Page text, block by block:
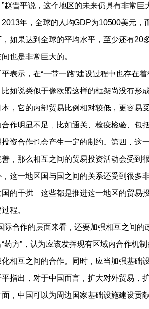
赵晋平说，这个地区的未来仍具有非常
年，全球的人均GDP为10500美元
如果达到全球的平均水平，至少还有
也是非常巨大的。
示，在“一带一路”建设过程中也存在着
如说类似于像欧盟这样的框架尚没有形
，它的内部贸易比例相对较低，更容易
合作明显不足，比如通关、检疫检验、包
资合作也会产生一定的制约。第四，这
，那么相互之间的贸易投资活动会受到
一地区国与国之间的关系还受到很多
国的干扰，这些都是推进这一地区的贸易
程。
合作的层面来看，还要加强相互之间的
药方”，认为应该发挥现有区域内合作机
相互之间的合作。同时，应当加强基础
出，对于中国而言，扩大对外贸易，
，中国可以为周边国家基础设施建设贡